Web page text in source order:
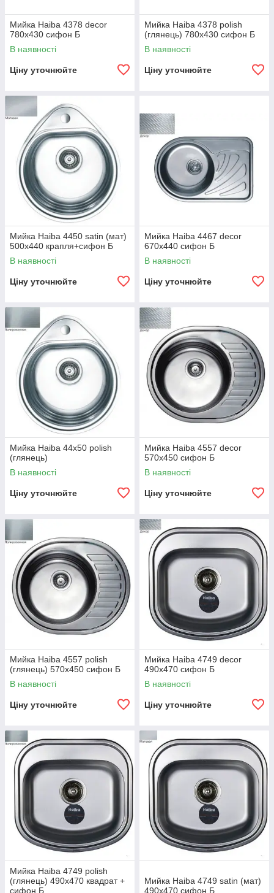
Мийка Haiba 4378 decor
780x430 сифон Б
В наявності
Ціну уточнюйте
Мийка Haiba 4378 polish
(глянець) 780x430 сифон Б
В наявності
Ціну уточнюйте
Мийка Haiba 4450 satin (мат)
500x440 крапля+сифон Б
В наявності
Ціну уточнюйте
Мийка Haiba 4467 decor
670x440 сифон Б
В наявності
Ціну уточнюйте
Мийка Haiba 44х50 polish
(глянець)
В наявності
Ціну уточнюйте
Мийка Haiba 4557 decor
570x450 сифон Б
В наявності
Ціну уточнюйте
Мийка Haiba 4557 polish
(глянець) 570x450 сифон Б
В наявності
Ціну уточнюйте
Мийка Haiba 4749 decor
490x470 сифон Б
В наявності
Ціну уточнюйте
Мийка Haiba 4749 polish
(глянець) 490x470 квадрат +
сифон Б
Мийка Haiba 4749 satin (мат)
490x470 сифон Б